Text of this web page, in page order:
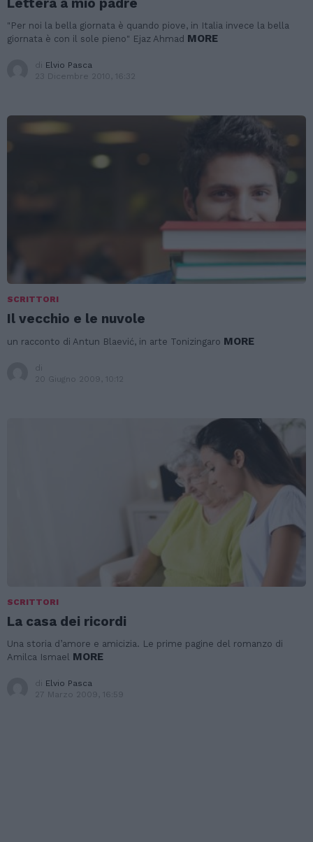
Lettera a mio padre
"Per noi la bella giornata è quando piove, in Italia invece la bella
giornata è con il sole pieno" Ejaz Ahmad MORE
di Elvio Pasca
23 Dicembre 2010, 16:32
SCRITTORI
Il vecchio e le nuvole
un racconto di Antun Blaević, in arte Tonizingaro MORE
di
20 Giugno 2009, 10:12
SCRITTORI
La casa dei ricordi
Una storia d’amore e amicizia. Le prime pagine del romanzo di
Amilca Ismael MORE
di Elvio Pasca
27 Marzo 2009, 16:59